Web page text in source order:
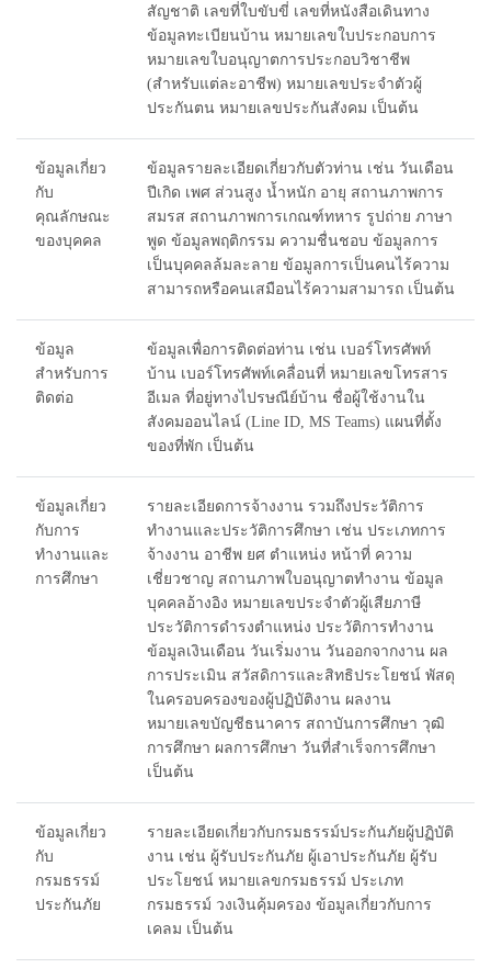
สัญชาติ เลขที่ใบขับขี่ เลขที่หนังสือเดินทาง
ข้อมูลทะเบียนบ้าน หมายเลขใบประกอบการ
หมายเลขใบอนุญาตการประกอบวิชาชีพ
(สำหรับแต่ละอาชีพ) หมายเลขประจำตัวผู้
ประกันตน หมายเลขประกันสังคม เป็นต้น
ข้อมูลเกี่ยว
กับ
คุณลักษณะ
ของบุคคล
ข้อมูลรายละเอียดเกี่ยวกับตัวท่าน เช่น วันเดือน
ปีเกิด เพศ ส่วนสูง น้ำหนัก อายุ สถานภาพการ
สมรส สถานภาพการเกณฑ์ทหาร รูปถ่าย ภาษา
พูด ข้อมูลพฤติกรรม ความชื่นชอบ ข้อมูลการ
เป็นบุคคลล้มละลาย ข้อมูลการเป็นคนไร้ความ
สามารถหรือคนเสมือนไร้ความสามารถ เป็นต้น
ข้อมูล
สำหรับการ
ติดต่อ
ข้อมูลเพื่อการติดต่อท่าน เช่น เบอร์โทรศัพท์
บ้าน เบอร์โทรศัพท์เคลื่อนที่ หมายเลขโทรสาร
อีเมล ที่อยู่ทางไปรษณีย์บ้าน ชื่อผู้ใช้งานใน
สังคมออนไลน์ (Line ID, MS Teams) แผนที่ตั้ง
ของที่พัก เป็นต้น
ข้อมูลเกี่ยว
กับการ
ทำงานและ
การศึกษา
รายละเอียดการจ้างงาน รวมถึงประวัติการ
ทำงานและประวัติการศึกษา เช่น ประเภทการ
จ้างงาน อาชีพ ยศ ตำแหน่ง หน้าที่ ความ
เชี่ยวชาญ สถานภาพใบอนุญาตทำงาน ข้อมูล
บุคคลอ้างอิง หมายเลขประจำตัวผู้เสียภาษี
ประวัติการดำรงตำแหน่ง ประวัติการทำงาน
ข้อมูลเงินเดือน วันเริ่มงาน วันออกจากงาน ผล
การประเมิน สวัสดิการและสิทธิประโยชน์ พัสดุ
ในครอบครองของผู้ปฏิบัติงาน ผลงาน
หมายเลขบัญชีธนาคาร สถาบันการศึกษา วุฒิ
การศึกษา ผลการศึกษา วันที่สำเร็จการศึกษา
เป็นต้น
ข้อมูลเกี่ยว
กับ
กรมธรรม์
ประกันภัย
รายละเอียดเกี่ยวกับกรมธรรม์ประกันภัยผู้ปฏิบัติ
งาน เช่น ผู้รับประกันภัย ผู้เอาประกันภัย ผู้รับ
ประโยชน์ หมายเลขกรมธรรม์ ประเภท
กรมธรรม์ วงเงินคุ้มครอง ข้อมูลเกี่ยวกับการ
เคลม เป็นต้น